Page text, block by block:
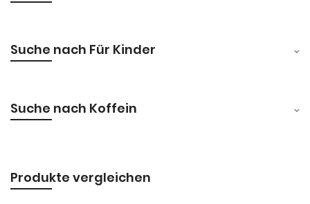
Suche nach Für Kinder
Suche nach Koffein
Produkte vergleichen